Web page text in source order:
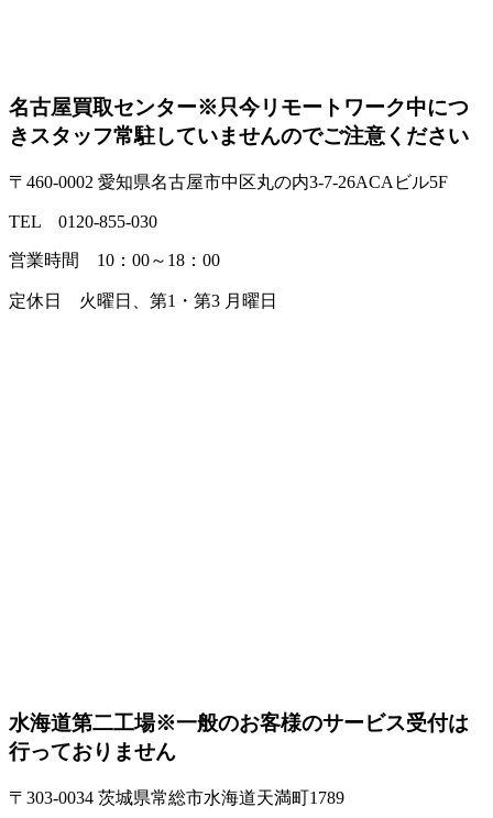
名古屋買取センター※只今リモートワーク中につ
きスタッフ常駐していませんのでご注意ください
〒460-0002 愛知県名古屋市中区丸の内3-7-26ACAビル5F
TEL 0120-855-030
営業時間 10：00～18：00
定休日 火曜日、第1・第3 月曜日
水海道第二工場※一般のお客様のサービス受付は
行っておりません
〒303-0034 茨城県常総市水海道天満町1789